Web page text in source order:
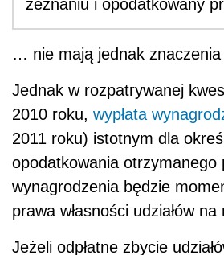
zeznaniu i opodatkowany
… nie mają jednak
Jednak w rozpatrywanej
2010 roku, wypłata
2011 roku) istotnym dla
opodatkowania otrzymanego
wynagrodzenia będzie
prawa własności udziałów na
Jeżeli odpłatne zbycie